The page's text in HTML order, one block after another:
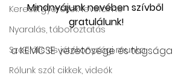
Keresztgyerekek levélcíme
Nyaralás, táboroztatás
Szociális és jótékonysági munka
Rólunk szól: cikkek, videók
Mindnyájunk nevében szívből
gratulálunk!
a KEMCSE vezetősége és tagsága